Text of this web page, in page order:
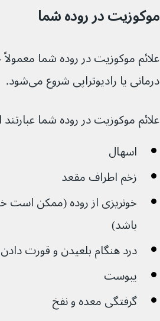
موکوزیت در روده شما
درمانی یا رادیوتراپی شروع می‌شود.
علائم موکوزیت در روده شما عبارتند
اسهال
زخم اطراف مقعد
خونریزی از روده (ممکن است
باشد)
درد هنگام بلعیدن و قورت دادن
یبوست
گرفتگی معده و نفخ